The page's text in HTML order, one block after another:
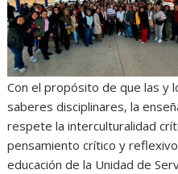
Con el propósito de que las y
saberes disciplinares, la
respete la interculturalidad
pensamiento crítico y
educación de la Unidad de